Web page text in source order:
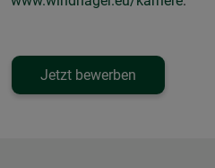
Jetzt bewerben